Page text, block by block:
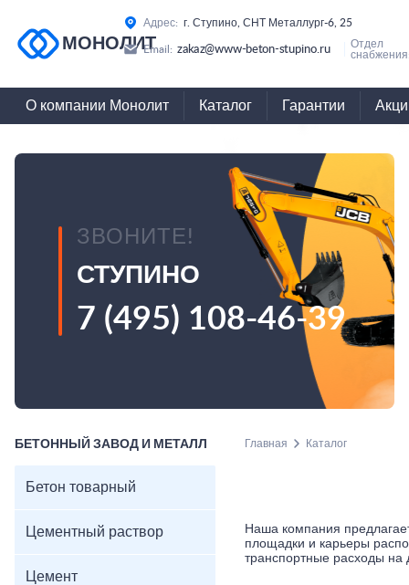
МОНОЛИТ
Адрес: г. Ступино, СНТ Металлург-6, 25
Email: zakaz@www-beton-stupino.ru
Отдел
О компании Монолит Каталог Гарантии
ЗВОНИТЕ!
СТУПИНО
7 (495) 108-46-39
БЕТОННЫЙ ЗАВОД И МЕТАЛЛ
Бетон товарный
Цементный раствор
Цемент
Главная Каталог
Наша компания
площадки и карьеры
транспортные расходы на